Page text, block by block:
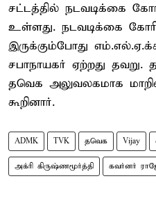
சட்டத்தில் நடவடிக்கை
உள்ளது. நடவடிக்கை
இருக்கும்போது
சபாநாயகர் ஏற்றது
தவெக அலுவலகமாக
கூறினார்.
ADMK TVK தவெக Vijay
அக்ரி கிருஷ்ணமூர்த்தி கவர்னர்